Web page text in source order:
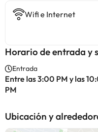
Wifi e Internet
Horario de entrada y
Entrada
Entre las 3:00 PM y las
PM
Ubicación y